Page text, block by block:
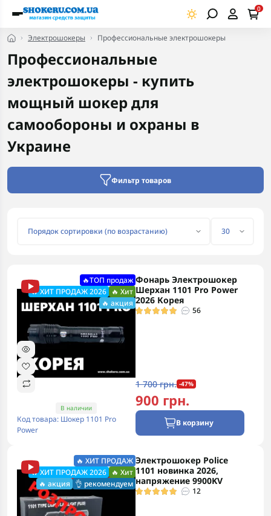
0
Электрошокеры Профессиональные электрошокеры
Профессиональные
электрошокеры - купить
мощный шокер для
самообороны и охраны в
Украине
Фильтр товаров
🔥ТОП продаж
🔥 ХИТ ПРОДАЖ 2026 🔥 Хит
🔥 акция
В наличии
Код товара: Шокер 1101 Pro
Power
Фонарь Электрошокер
Шерхан 1101 Pro Power
2026 Корея
56
1 700 грн. -47%
900 грн.
В корзину
🔥 ХИТ ПРОДАЖ
🔥 ХИТ ПРОДАЖ 2026 🔥 Хит
🔥 акция 👌 рекомендуем
Электрошокер Police
1101 новинка 2026,
напряжение 9900KV
12